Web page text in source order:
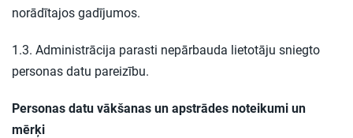
norādītajos gadījumos.
1.3. Administrācija parasti nepārbauda lietotāju sniegto
personas datu pareizību.
Personas datu vākšanas un apstrādes noteikumi un
mērķi